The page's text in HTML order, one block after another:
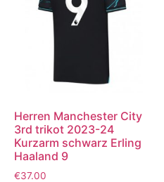
Herren Manchester City
3rd trikot 2023-24
Kurzarm schwarz Erling
Haaland 9
€37.00